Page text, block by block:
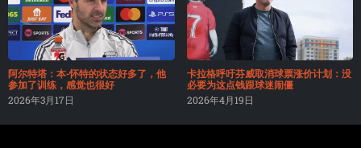
阿尔特塔：本-怀特的状态好多了，他
参加了训练，感觉也很好
2026年3月17日
卡拉格呼吁芬威取消球票涨价计划：没
必要为这点钱跟球迷闹僵
2026年4月19日